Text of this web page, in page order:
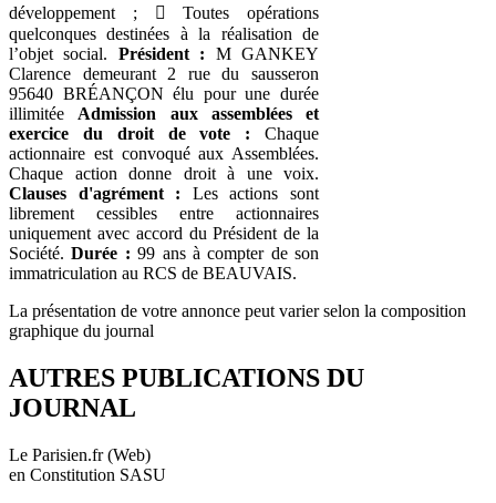
développement ;  Toutes opérations
quelconques destinées à la réalisation de
l’objet social. Président : M GANKEY
Clarence demeurant 2 rue du sausseron
95640 BRÉANÇON élu pour une durée
illimitée Admission aux assemblées et
exercice du droit de vote : Chaque
actionnaire est convoqué aux Assemblées.
Chaque action donne droit à une voix.
Clauses d'agrément : Les actions sont
librement cessibles entre actionnaires
uniquement avec accord du Président de la
Société.Durée : 99 ans à compter de son
immatriculation au RCS de BEAUVAIS.
La présentation de votre annonce peut varier selon la composition
graphique du journal
AUTRES PUBLICATIONS DU
JOURNAL
Le Parisien.fr (Web)
en Constitution SASU